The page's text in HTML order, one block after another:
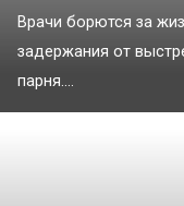
Врачи борются за
задержания от
парня....